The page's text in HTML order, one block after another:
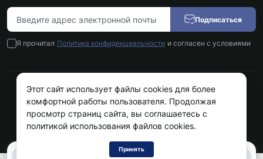
0
Подписаться
Я прочитал Политика конфиденциальности и согласен с условиями
Kokos.com.ua © 2026
Этот сайт использует файлы cookies для более
комфортной работы пользователя. Продолжая
просмотр страниц сайта, вы соглашаетесь с
политикой использования файлов cookies.
Принять